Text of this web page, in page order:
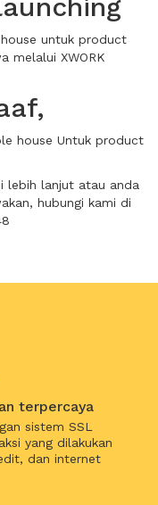
untuk product
melalui XWORK
house Untuk product
lebih lanjut atau anda
hubungi kami di
terpercaya
sistem SSL
yang dilakukan
dan internet